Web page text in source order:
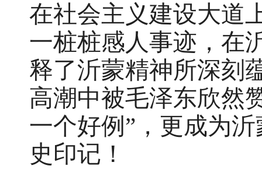
在社会主义建设大道
一桩桩感人事迹，在
释了沂蒙精神所深刻
高潮中被毛泽东欣然
一个好例”，更成为
史印记！